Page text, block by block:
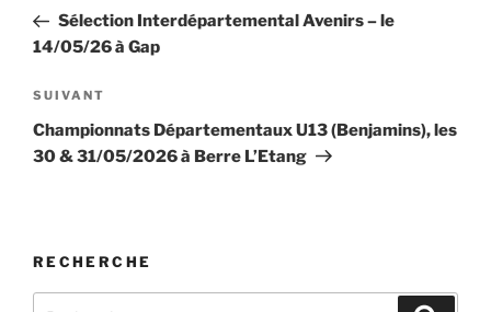
l’article
précédent
Sélection Interdépartemental Avenirs – le
14/05/26 à Gap
Article
suivant
SUIVANT
Championnats Départementaux U13 (Benjamins), les
30 & 31/05/2026 à Berre L’Etang
RECHERCHE